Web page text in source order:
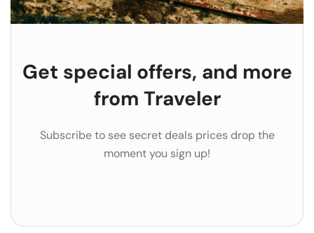
Get special offers, and more
from Traveler
Subscribe to see secret deals prices drop the
moment you sign up!